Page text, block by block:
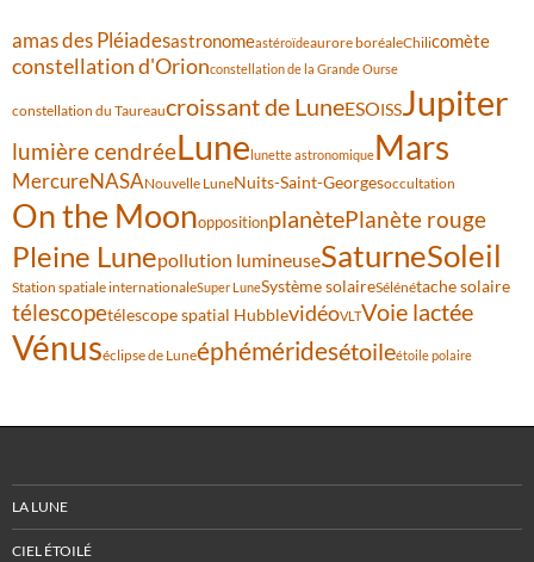
amas des Pléiadesastronomeastéroïdeaurore boréaleChilicomète
constellation d'Orionconstellation de la Grande Ourse
constellation du Taureaucroissant de LuneESOISSJupiter
lumière cendréeLune lunette astronomiqueMars
MercureNASANouvelle LuneNuits-Saint-Georgesoccultation
On the MoonoppositionplanètePlanète rouge
Pleine Lunepollution lumineuseSaturneSoleil
Station spatiale internationaleSuper LuneSystème solaireSélénétache solaire
télescopetélescope spatial HubblevidéoVLTVoie lactée
Vénuséclipse de Luneéphéméridesétoileétoile polaire
LA LUNE
CIEL ÉTOILÉ